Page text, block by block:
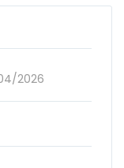
2026